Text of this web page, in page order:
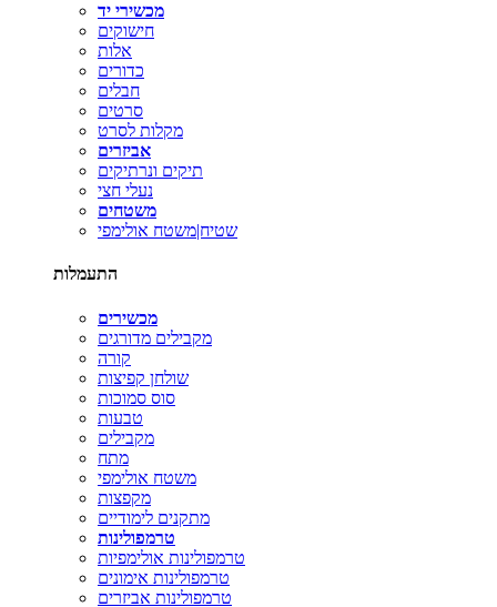
מכשירי יד
חישוקים
אלות
כדורים
חבלים
סרטים
מקלות לסרט
אביזרים
תיקים ונרתיקים
נעלי חצי
משטחים
שטיח|משטח אולימפי
התעמלות
מכשירים
מקבילים מדורגים
קורה
שולחן קפיצות
סוס סמוכות
טבעות
מקבילים
מתח
משטח אולימפי
מקפצות
מתקנים לימודיים
טרמפולינות
טרמפולינות אולימפיות
טרמפולינות אימונים
טרמפולינות אביזרים